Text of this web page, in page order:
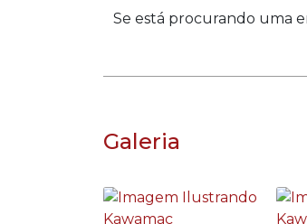
Se está procurando uma
Galeria